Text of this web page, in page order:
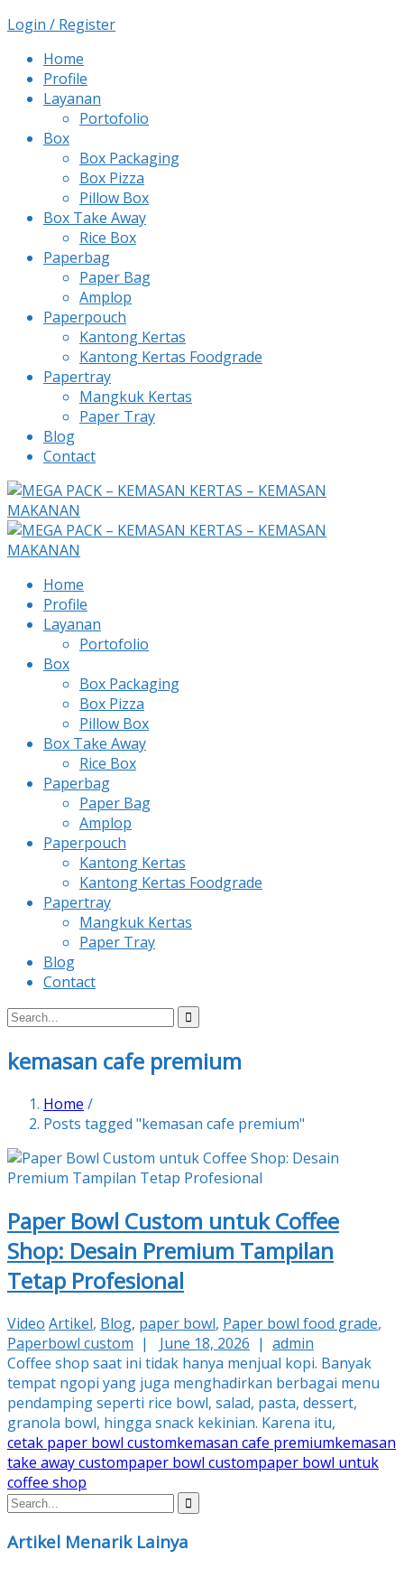
Login / Register
Home
Profile
Layanan
Portofolio
Box
Box Packaging
Box Pizza
Pillow Box
Box Take Away
Rice Box
Paperbag
Paper Bag
Amplop
Paperpouch
Kantong Kertas
Kantong Kertas Foodgrade
Papertray
Mangkuk Kertas
Paper Tray
Blog
Contact
Home
Profile
Layanan
Portofolio
Box
Box Packaging
Box Pizza
Pillow Box
Box Take Away
Rice Box
Paperbag
Paper Bag
Amplop
Paperpouch
Kantong Kertas
Kantong Kertas Foodgrade
Papertray
Mangkuk Kertas
Paper Tray
Blog
Contact
kemasan cafe premium
Home /
Posts tagged "kemasan cafe premium"
Paper Bowl Custom untuk Coffee
Shop: Desain Premium Tampilan
Tetap Profesional
Video Artikel, Blog, paper bowl, Paper bowl food grade,
Paperbowl custom | June 18, 2026 | admin
Coffee shop saat ini tidak hanya menjual kopi. Banyak
tempat ngopi yang juga menghadirkan berbagai menu
pendamping seperti rice bowl, salad, pasta, dessert,
granola bowl, hingga snack kekinian. Karena itu,
cetak paper bowl customkemasan cafe premiumkemasan
take away custompaper bowl custompaper bowl untuk
coffee shop
Artikel Menarik Lainya